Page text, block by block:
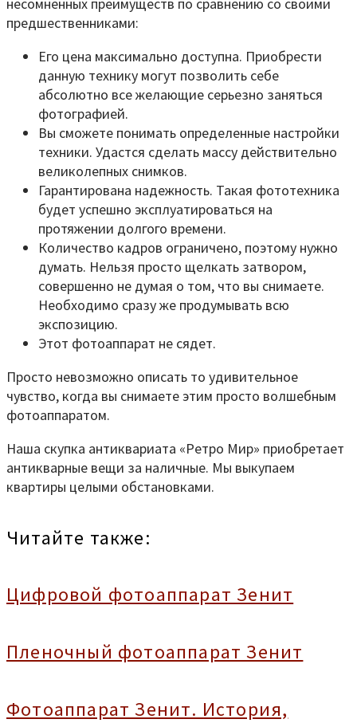
предшественниками:
Его цена максимально доступна. Приобрести
данную технику могут позволить себе
абсолютно все желающие серьезно заняться
фотографией.
Вы сможете понимать определенные настройки
техники. Удастся сделать массу действительно
великолепных снимков.
Гарантирована надежность. Такая фототехника
будет успешно эксплуатироваться на
протяжении долгого времени.
Количество кадров ограничено, поэтому нужно
думать. Нельзя просто щелкать затвором,
совершенно не думая о том, что вы снимаете.
Необходимо сразу же продумывать всю
экспозицию.
Этот фотоаппарат не сядет.
Просто невозможно описать то удивительное
чувство, когда вы снимаете этим просто волшебным
фотоаппаратом.
Наша скупка антиквариата «Ретро Мир» приобретает
антикварные вещи за наличные. Мы выкупаем
квартиры целыми обстановками.
Читайте также:
Цифровой фотоаппарат Зенит
Пленочный фотоаппарат Зенит
Фотоаппарат Зенит. История,